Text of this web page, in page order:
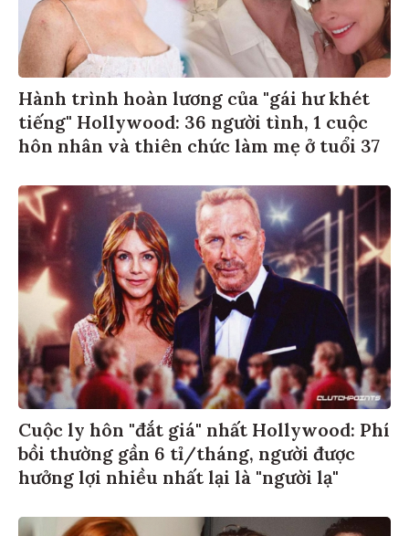
Hành trình hoàn lương của "gái hư khét
tiếng" Hollywood: 36 người tình, 1 cuộc
hôn nhân và thiên chức làm mẹ ở tuổi 37
Cuộc ly hôn "đắt giá" nhất Hollywood: Phí
bồi thường gần 6 tỉ/tháng, người được
hưởng lợi nhiều nhất lại là "người lạ"